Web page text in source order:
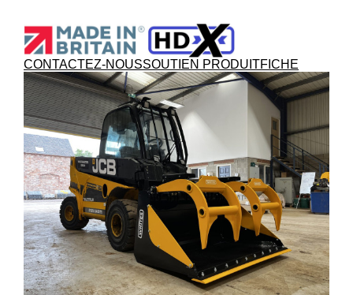
CONTACTEZ-NOUSSOUTIEN PRODUITFICHE